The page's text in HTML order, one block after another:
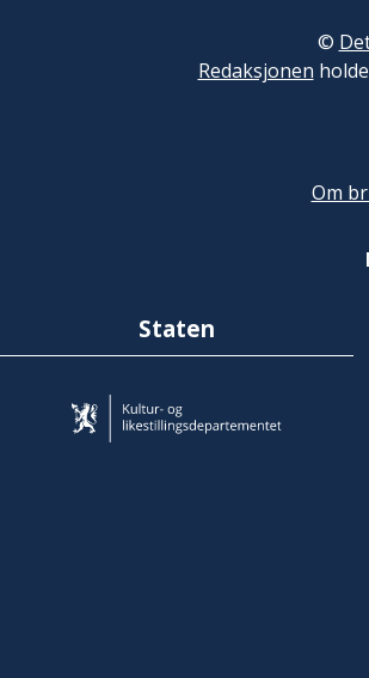
©
Redaksjonen
Om
Staten